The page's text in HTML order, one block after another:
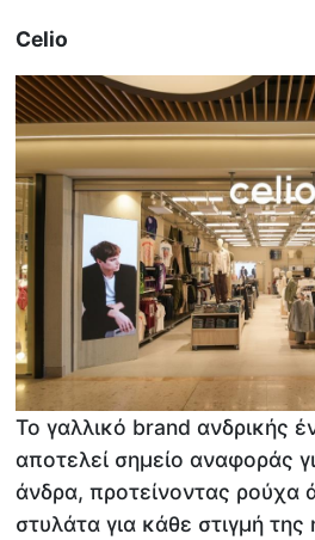
Celio
Το γαλλικό brand ανδρικής
αποτελεί σημείο αναφοράς
άνδρα, προτείνοντας ρούχα
στυλάτα για κάθε στιγμή